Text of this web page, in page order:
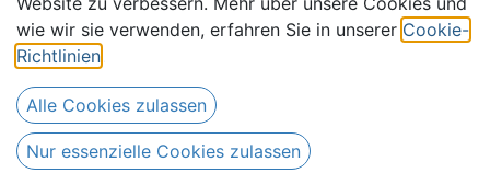
Bazin uni Color 424-dunkel-
lila | D
Drews Bazin
17,00€ Alle Preise inkl. MwSt.zzgl. Versandkosten
wie wir sie verwenden, erfahren Sie in unserer Cookie-
Richtlinien
Alle Cookies zulassen
Nur essenzielle Cookies zulassen